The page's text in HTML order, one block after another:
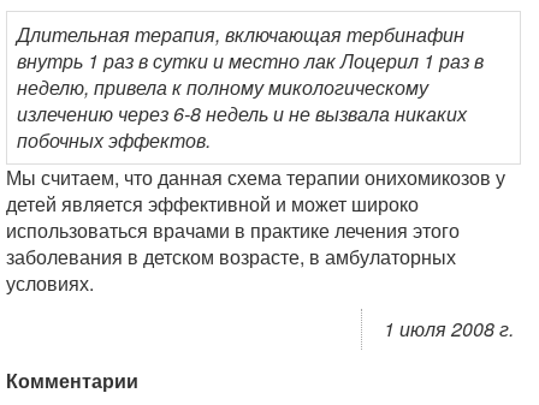
Длительная терапия, включающая тербинафин
внутрь 1 раз в сутки и местно лак Лоцерил 1 раз в
неделю, привела к полному микологическому
излечению через 6-8 недель и не вызвала никаких
побочных эффектов.
Мы считаем, что данная схема терапии онихомикозов у
детей является эффективной и может широко
использоваться врачами в практике лечения этого
заболевания в детском возрасте, в амбулаторных
условиях.
1 июля 2008 г.
Комментарии